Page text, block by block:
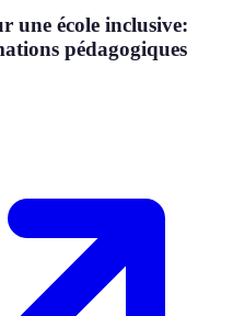
une école inclusive:
pédagogiques